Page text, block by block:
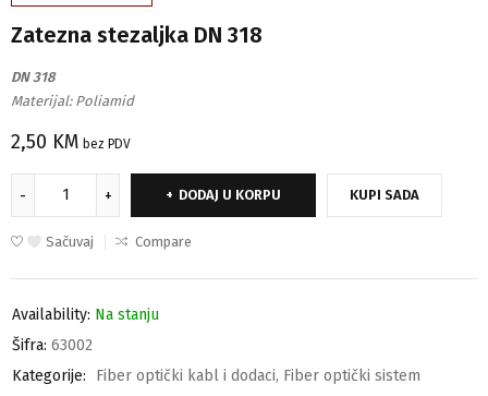
Zatezna stezaljka DN 318
DN 318
Materijal: Poliamid
2,50 KM bez PDV
DODAJ U KORPU KUPI SADA
Sačuvaj Compare
Availability: Na stanju
Šifra: 63002
Kategorije:
Fiber optički kabl i dodaci, Fiber optički sistem